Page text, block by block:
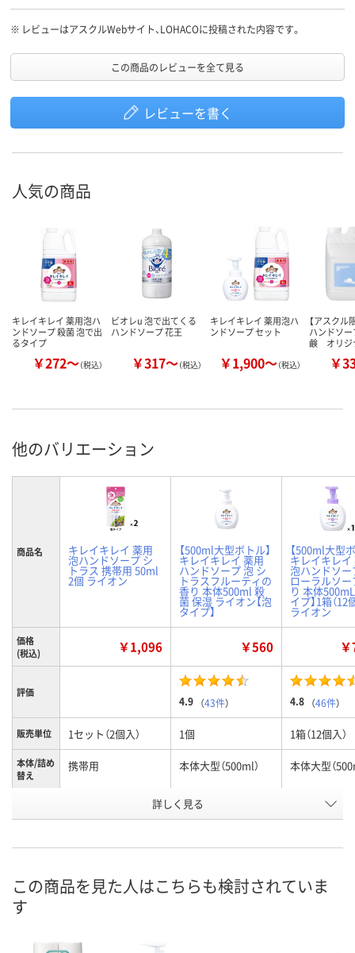
が減りました。とてもきめが細かい泡が出ます。
※ レビューはアスクルWebサイト、LOHACOに投稿された内容です。
この商品のレビューを全て見る
レビューを書く
人気の商品
キレイキレイ 薬用泡ハ
ンドソープ 殺菌 泡で出
るタイプ
￥272～（税込）
ビオレu 泡で出てくる
ハンドソープ 花王
￥317～（税込）
キレイキレイ 薬用泡ハ
ンドソープ セット
￥1,900～（税込）
【アスクル
ハンドソ
鹸 オリジ
￥
他のバリエーション
商品名 キレイキレイ 薬用
泡ハンドソープ シ
トラス 携帯用 50ml
2個 ライオン
【500ml大型ボトル】
キレイキレイ 薬用
ハンドソープ 泡 シ
トラスフルーティの
香り 本体500ml 殺
菌 保湿 ライオン【泡
タイプ】
【500ml大型
キレイキレイ
泡ハンドソー
ローラルソ
り 本体
イプ】1箱（12
ライオン
価格
(税込)
￥1,096 ￥560
評価
4.9 （43件） 4.8 （46件）
販売単位 1セット（2個入） 1個 1箱（12個入）
本体/詰め
替え
携帯用 本体大型（500ml） 本体大型（
シトラスフルーティ
の香り
シトラスフルーティ
の香り
フローラル
香り
お申込番
在庫 入荷待ち あり 3点
詳しく見る
この商品を見た人はこちらも検討されていま
す